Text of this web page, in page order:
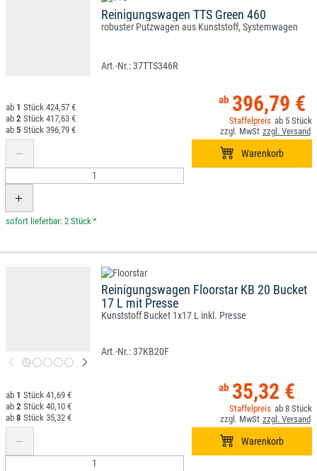
Reinigungswagen TTS Green 460
robuster Putzwagen aus Kunststoff, Systemwagen
37TTS346R
396,79 €
5
1
424,57 €
2
417,63 €
5
396,79 €
*
Reinigungswagen Floorstar KB 20 Bucket
17 L mit Presse
Kunststoff Bucket 1x17 L inkl. Presse
37KB20F
35,32 €
8
1
41,69 €
2
40,10 €
8
35,32 €